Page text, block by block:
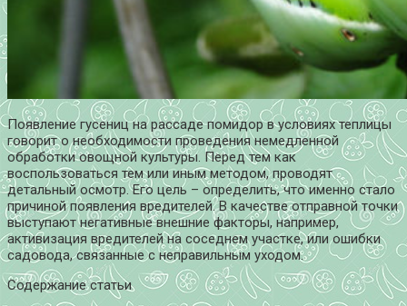
Появление гусениц на рассаде помидор в условиях теплицы
говорит о необходимости проведения немедленной
обработки овощной культуры. Перед тем как
воспользоваться тем или иным методом, проводят
детальный осмотр. Его цель – определить, что именно стало
причиной появления вредителей. В качестве отправной точки
выступают негативные внешние факторы, например,
активизация вредителей на соседнем участке, или ошибки
садовода, связанные с неправильным уходом.
Содержание статьи